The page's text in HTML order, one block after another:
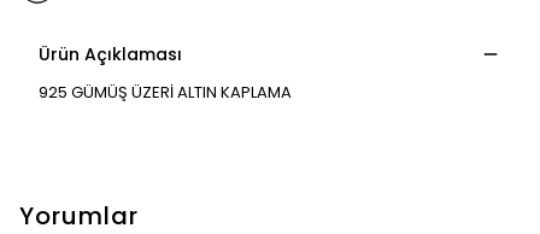
Ürün Açıklaması
925 GÜMÜŞ ÜZERİ ALTIN KAPLAMA
Yorumlar